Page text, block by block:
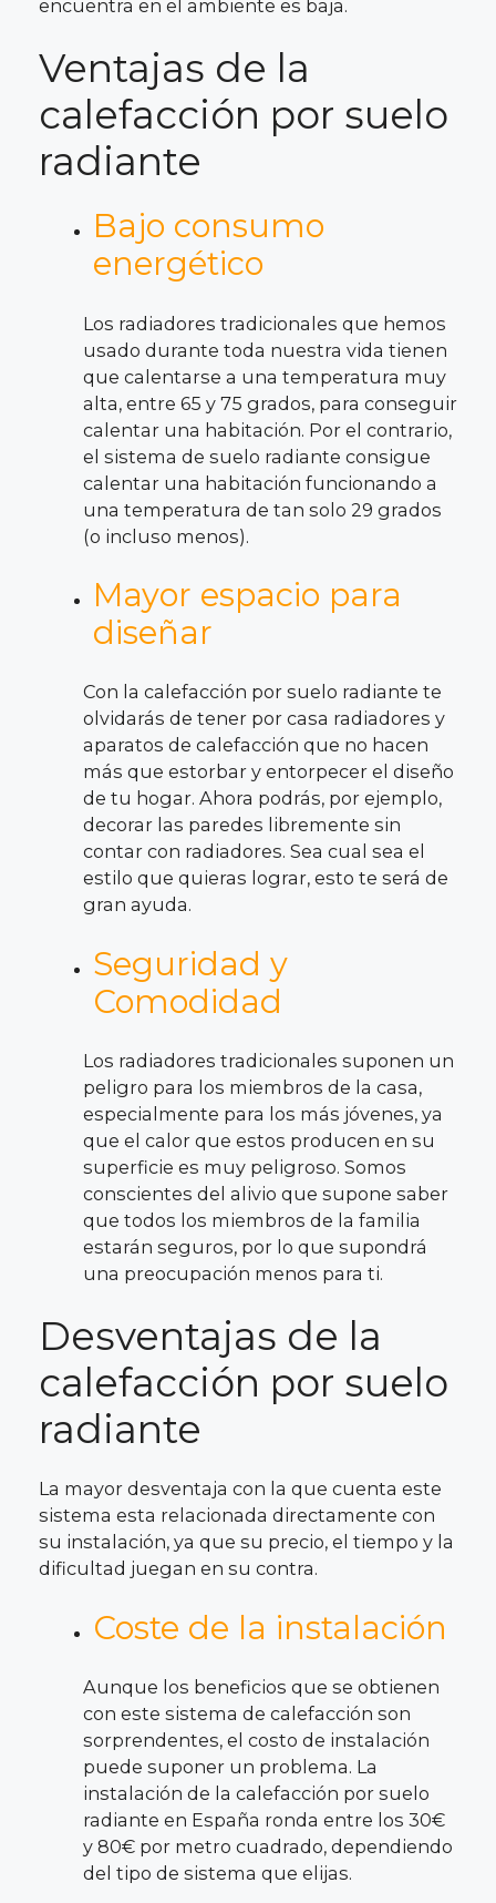
encuentra en el ambiente es baja.
Ventajas de la
calefacción por suelo
radiante
Bajo consumo
energético
Los radiadores tradicionales que hemos
usado durante toda nuestra vida tienen
que calentarse a una temperatura muy
alta, entre 65 y 75 grados, para conseguir
calentar una habitación. Por el contrario,
el sistema de suelo radiante consigue
calentar una habitación funcionando a
una temperatura de tan solo 29 grados
(o incluso menos).
Mayor espacio para
diseñar
Con la calefacción por suelo radiante te
olvidarás de tener por casa radiadores y
aparatos de calefacción que no hacen
más que estorbar y entorpecer el diseño
de tu hogar. Ahora podrás, por ejemplo,
decorar las paredes libremente sin
contar con radiadores. Sea cual sea el
estilo que quieras lograr, esto te será de
gran ayuda.
Seguridad y
Comodidad
Los radiadores tradicionales suponen un
peligro para los miembros de la casa,
especialmente para los más jóvenes, ya
que el calor que estos producen en su
superficie es muy peligroso. Somos
conscientes del alivio que supone saber
que todos los miembros de la familia
estarán seguros, por lo que supondrá
una preocupación menos para ti.
Desventajas de la
calefacción por suelo
radiante
La mayor desventaja con la que cuenta este
sistema esta relacionada directamente con
su instalación, ya que su precio, el tiempo y la
dificultad juegan en su contra.
Coste de la instalación
Aunque los beneficios que se obtienen
con este sistema de calefacción son
sorprendentes, el costo de instalación
puede suponer un problema. La
instalación de la calefacción por suelo
radiante en España ronda entre los 30€
y 80€ por metro cuadrado, dependiendo
del tipo de sistema que elijas.